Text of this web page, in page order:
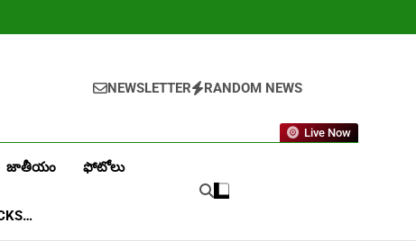
NEWSLETTER RANDOM NEWS
Live Now
జాతీయం ఫోటోలు